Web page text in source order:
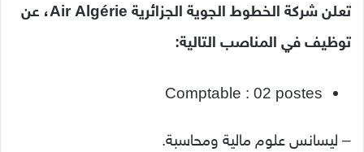
تعلن شركة الخطوط الجوية الجزائرية Air Algérie، عن
توظيف في المناصب التالية:
Comptable : 02 postes
– ليسانس علوم مالية ومحاسبة.